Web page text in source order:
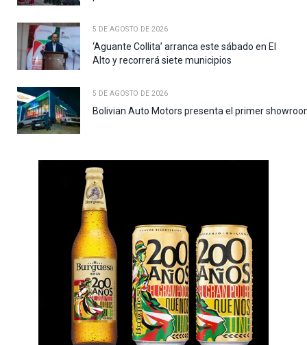
5 DE AGOSTO DE 2026
‘Aguante Collita’ arranca este sábado en El
Alto y recorrerá siete municipios
5 DE AGOSTO DE 2026
Bolivian Auto Motors presenta el primer